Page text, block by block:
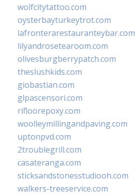
wolfcitytattoo.com
oysterbayturkeytrot.com
lafronterarestauranteybar.com
lilyandrosetearoom.com
olivesburgberrypatch.com
theslushkids.com
giobastian.com
glpascensori.com
rifloorepoxy.com
woolleymillingandpaving.com
uptonpvd.com
2troublegrill.com
casateranga.com
sticksandstonesstudiooh.com
walkers-treeservice.com